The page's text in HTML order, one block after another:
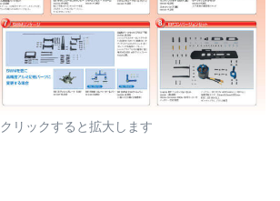
クリックすると拡大します